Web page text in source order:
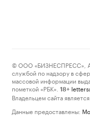
© ООО «БИЗНЕСПРЕСС», АО
службой по надзору в
массовой информации
пометкой «РБК».
18+
Владельцем сайта
Данные предоставлены: